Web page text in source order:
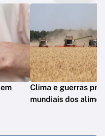
Clima e guerras
mundiais dos